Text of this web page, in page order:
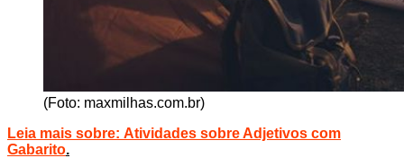
(Foto: maxmilhas.com.br)
Leia mais sobre: Atividades sobre Adjetivos com
Gabarito.